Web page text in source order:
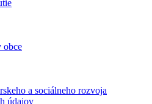
obce
a sociálneho rozvoja
údajov